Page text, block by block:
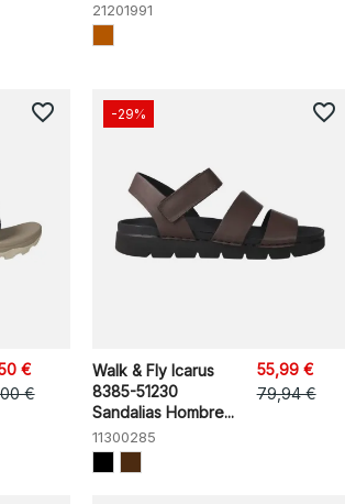
21201991
€
€
favorite_border
Walk & Fly Icarus
8385-51230
Sandalias Hombre...
11300285
55,99 €
79,94 €
-29% favorite_border